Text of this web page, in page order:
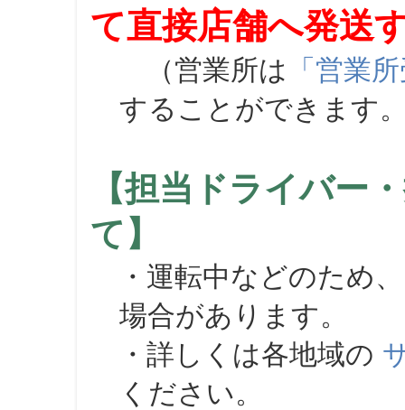
て直接店舗へ発送
（営業所は 「営業
することができます
【担当ドライバー
て】
・運転中などのため
場合があります。
・詳しくは各地域の
ください。